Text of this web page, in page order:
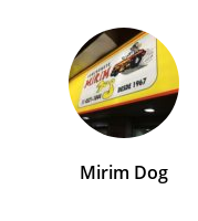
Mirim Dog